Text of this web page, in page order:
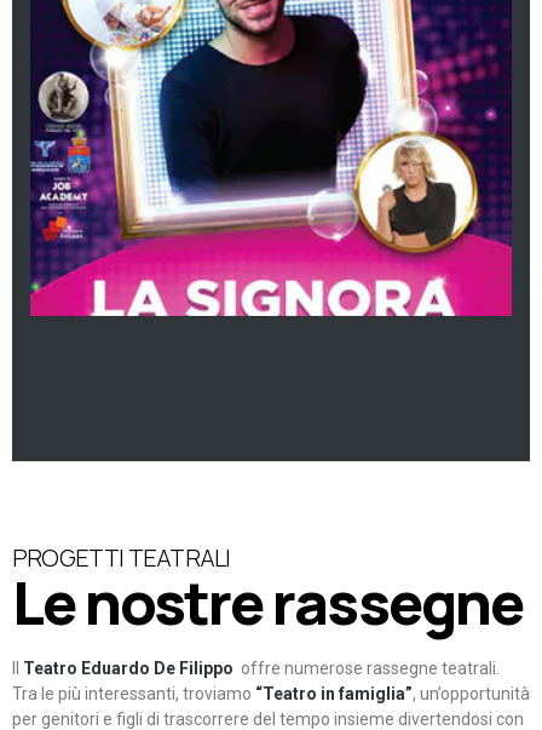
PROGETTI TEATRALI
Le nostre rassegne
Teatro Eduardo De Filippo offre numerose rassegne teatrali.
Tra le più interessanti, troviamo “Teatro in famiglia”, un’opportunità
per genitori e figli di trascorrere del tempo insieme divertendosi con